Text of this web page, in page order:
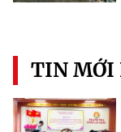
TIN MỚI